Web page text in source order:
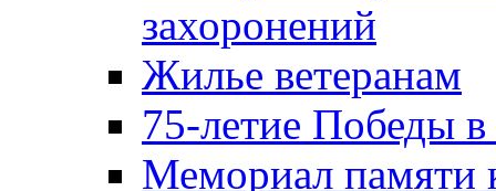
захоронений
Жилье ветеранам
75-летие Победы
Мемориал памяти